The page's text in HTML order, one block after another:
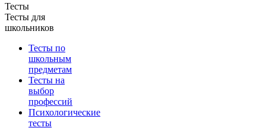
Тесты
Тесты для
школьников
Тесты по
школьным
предметам
Тесты на
выбор
профессий
Психологические
тесты